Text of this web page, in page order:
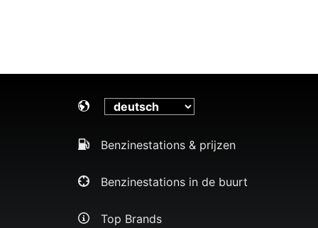
Benzinestations & prijzen
Benzinestations in de buurt
Top Brands